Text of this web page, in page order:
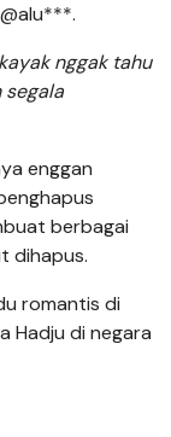
nggak tahu
segala
enggan
berbagai
dihapus.
romantis di
Hadju di negara